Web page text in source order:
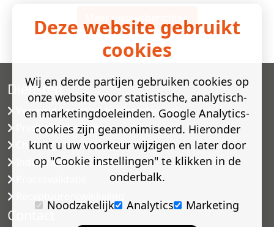
Meer nieuwsberichten
Diensten
Versneld houdbaarheidsonderzoek
Predictive modelling
Challenge testen
Industriële microbiologie
Contact
Deze website gebruikt
cookies
Wij en derde partijen gebruiken cookies op
onze website voor statistische, analytisch-
en marketingdoeleinden. Google Analytics-
cookies zijn geanonimiseerd. Hieronder
kunt u uw voorkeur wijzigen en later door
op "Cookie instellingen" te klikken in de
onderbalk.
Noodzakelijk
Analytics Marketing